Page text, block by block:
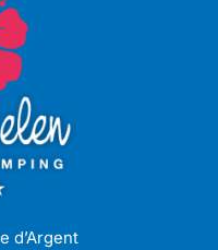
d’Argent